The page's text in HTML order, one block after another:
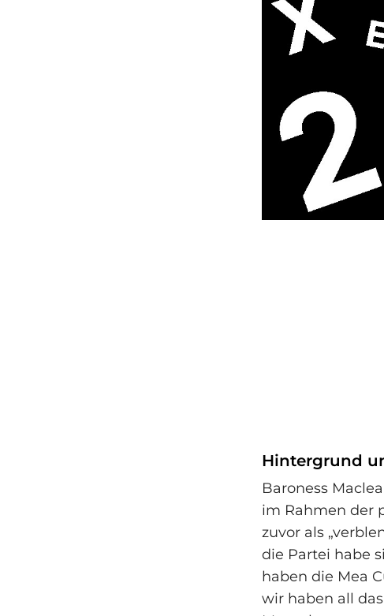
Hintergrund
Baroness
im Rahmen der
zuvor als
die Partei habe
haben die Mea
wir haben all